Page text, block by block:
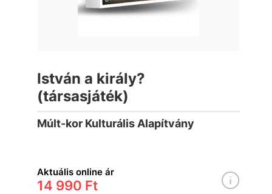
István a király?
(társasjáték)
Múlt-kor Kulturális Alapítvány
Aktuális online ár
14 990 Ft